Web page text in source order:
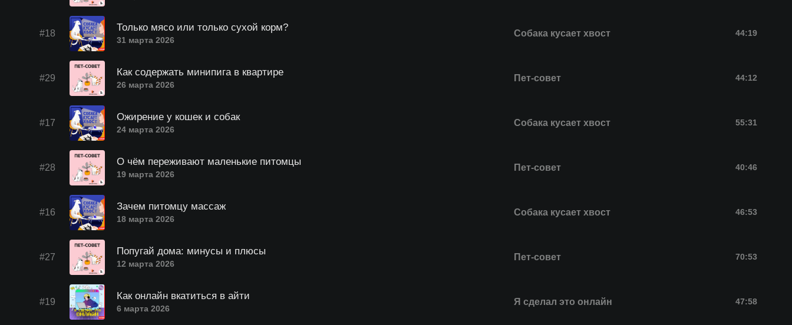
#18
Только мясо или только сухой корм?
31 марта 2026
Собака кусает хвост 44:19
#29
Как содержать минипига в квартире
26 марта 2026
Пет-совет 44:12
#17
Ожирение у кошек и собак
24 марта 2026
Собака кусает хвост 55:31
#28
О чём переживают маленькие питомцы
19 марта 2026
Пет-совет 40:46
#16
Зачем питомцу массаж
18 марта 2026
Собака кусает хвост 46:53
#27
Попугай дома: минусы и плюсы
12 марта 2026
Пет-совет 70:53
#19
Как онлайн вкатиться в айти
6 марта 2026
Я сделал это онлайн 47:58